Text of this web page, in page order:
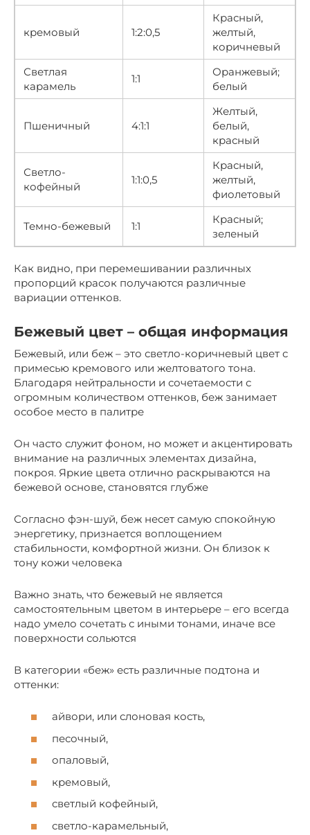
кремовый 1:2:0,5
Красный,
желтый,
коричневый
Светлая
карамель
1:1
Оранжевый;
белый
Пшеничный 4:1:1
Желтый,
белый,
красный
Светло-
кофейный
1:1:0,5
Красный,
желтый,
фиолетовый
Темно-бежевый 1:1
Красный;
зеленый
Как видно, при перемешивании различных
пропорций красок получаются различные
вариации оттенков.
Бежевый цвет – общая информация
Бежевый, или беж – это светло-коричневый цвет с
примесью кремового или желтоватого тона.
Благодаря нейтральности и сочетаемости с
огромным количеством оттенков, беж занимает
особое место в палитре
Он часто служит фоном, но может и акцентировать
внимание на различных элементах дизайна,
покроя. Яркие цвета отлично раскрываются на
бежевой основе, становятся глубже
Согласно фэн-шуй, беж несет самую спокойную
энергетику, признается воплощением
стабильности, комфортной жизни. Он близок к
тону кожи человека
Важно знать, что бежевый не является
самостоятельным цветом в интерьере – его всегда
надо умело сочетать с иными тонами, иначе все
поверхности сольются
В категории «беж» есть различные подтона и
оттенки:
айвори, или слоновая кость,
песочный,
опаловый,
кремовый,
светлый кофейный,
светло-карамельный,